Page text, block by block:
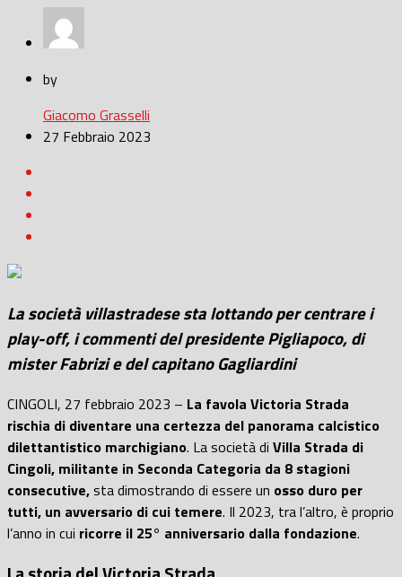
by
Giacomo Grasselli
27 Febbraio 2023
La società villastradese sta lottando per centrare i
play-off, i commenti del presidente Pigliapoco, di
mister Fabrizi e del capitano Gagliardini
CINGOLI, 27 febbraio 2023 – La favola Victoria Strada
rischia di diventare una certezza del panorama calcistico
dilettantistico marchigiano. La società di Villa Strada di
Cingoli, militante in Seconda Categoria da 8 stagioni
consecutive,sta dimostrando di essere un osso duro per
tutti, un avversario di cui temere. Il 2023, tra l’altro, è proprio
l’anno in cui ricorre il 25° anniversario dalla fondazione.